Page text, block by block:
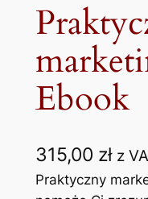
Ebook
315,00 zł z
Praktyczny